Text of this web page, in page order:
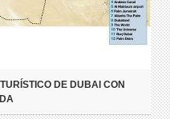
DE DUBAI CON